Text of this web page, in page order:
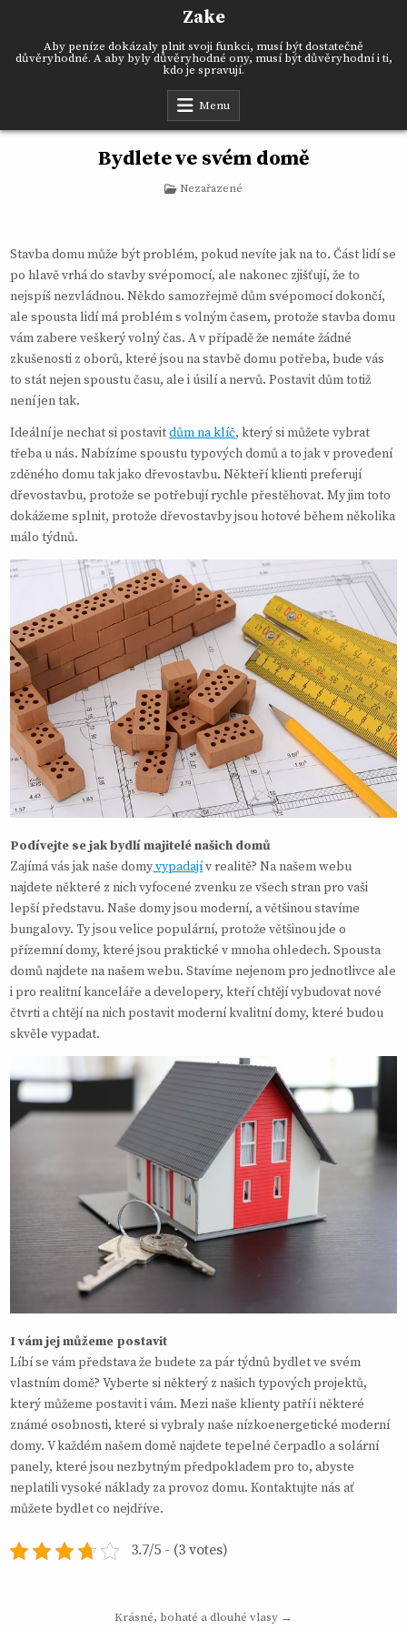
Zake
Aby peníze dokázaly plnit svoji funkci, musí být dostatečně
důvěryhodné. A aby byly důvěryhodné ony, musí být důvěryhodní i ti,
kdo je spravují.
Menu
Bydlete ve svém domě
Posted
Nezařazené
Stavba domu může být problém, pokud nevíte jak na to. Část lidí se
po hlavě vrhá do stavby svépomocí, ale nakonec zjišťují, že to
nejspíš nezvládnou. Někdo samozřejmě dům svépomocí dokončí,
ale spousta lidí má problém s volným časem, protože stavba domu
vám zabere veškerý volný čas. A v případě že nemáte žádné
zkušenosti z oborů, které jsou na stavbě domu potřeba, bude vás
to stát nejen spoustu času, ale i úsilí a nervů. Postavit dům totiž
není jen tak.
Ideální je nechat si postavitdům na klíč, který si můžete vybrat
třeba u nás. Nabízíme spoustu typových domů a to jak v provedení
zděného domu tak jako dřevostavbu. Někteří klienti preferují
dřevostavbu, protože se potřebují rychle přestěhovat. My jim toto
dokážeme splnit, protože dřevostavby jsou hotové během několika
málo týdnů.
Podívejte se jak bydlí majitelé našich domů
Zajímá vás jak naše domyvypadajív realitě? Na našem webu
najdete některé z nich vyfocené zvenku ze všech stran pro vaši
lepší představu. Naše domy jsou moderní, a většinou stavíme
bungalovy. Ty jsou velice populární, protože většinou jde o
přízemní domy, které jsou praktické v mnoha ohledech. Spousta
domů najdete na našem webu. Stavíme nejenom pro jednotlivce ale
i pro realitní kanceláře a developery, kteří chtějí vybudovat nové
čtvrti a chtějí na nich postavit moderní kvalitní domy, které budou
skvěle vypadat.
I vám jej můžeme postavit
Líbí se vám představa že budete za pár týdnů bydlet ve svém
vlastním domě? Vyberte si některý z našich typových projektů,
který můžeme postavit i vám. Mezi naše klienty patří i některé
známé osobnosti, které si vybraly naše nízkoenergetické moderní
domy. V každém našem domě najdete tepelné čerpadlo a solární
panely, které jsou nezbytným předpokladem pro to, abyste
neplatili vysoké náklady za provoz domu. Kontaktujte nás ať
můžete bydlet co nejdříve.
3.7/5 - (3 votes)
NavigaceKrásné, bohaté a dlouhé vlasy →